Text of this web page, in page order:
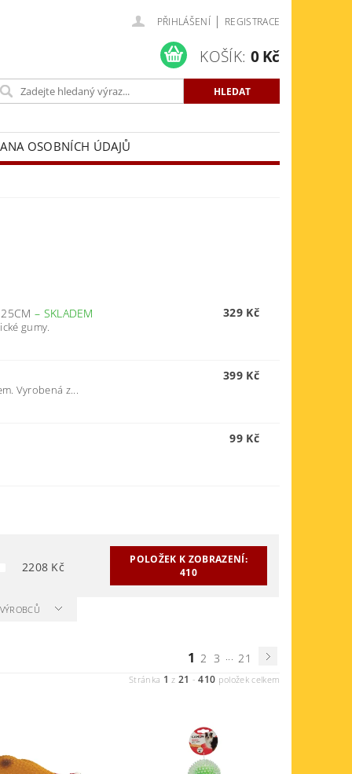
PŘIHLÁŠENÍ | REGISTRACE
KOŠÍK: 0 Kč
OSOBNÍCH ÚDAJŮ
– SKLADEM
gumy.
329 Kč
Vyrobená z...
399 Kč
99 Kč
2208 Kč
POLOŽEK K ZOBRAZENÍ:
410
1 2 3 ... 21
Stránka 1 z 21 -410 položek celkem